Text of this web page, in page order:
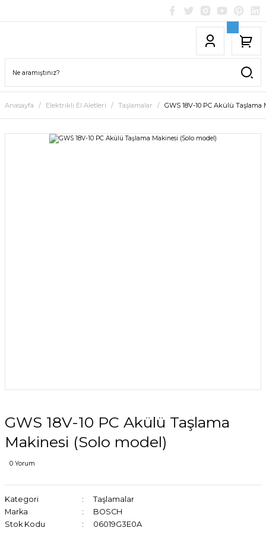
Anasayfa Elektrikli El Aletleri Taşlamalar GWS 18V-10 PC Akülü
GWS 18V-10 PC Akülü Taşlama
Makinesi (Solo model)
0 Yorum
Kategori
Taşlamalar
Marka
BOSCH
Stok Kodu
06019G3E0A